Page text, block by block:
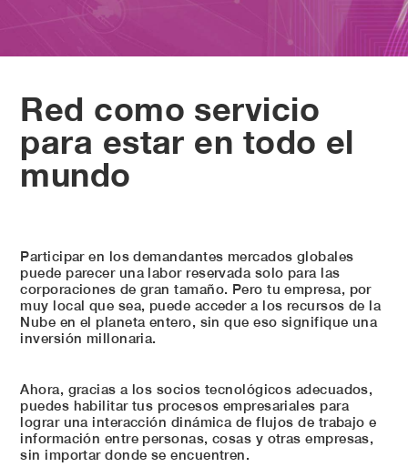
Red como servicio
para estar en todo el
mundo
Participar en los demandantes mercados globales
puede parecer una labor reservada solo para las
corporaciones de gran tamaño. Pero tu empresa, por
muy local que sea, puede acceder a los recursos de la
Nube en el planeta entero, sin que eso signifique una
inversión millonaria.
Ahora, gracias a los socios tecnológicos adecuados,
puedes habilitar tus procesos empresariales para
lograr una interacción dinámica de flujos de trabajo e
información entre personas, cosas y otras empresas,
sin importar donde se encuentren.